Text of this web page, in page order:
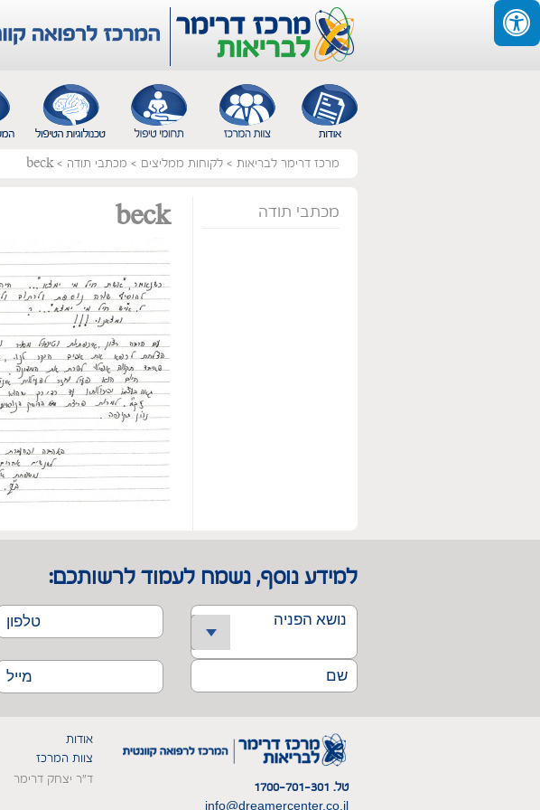
מרכז דרימר לבריאות > לקוחות ממליצים > מכתבי תודה >
beck
מכתבי תודה beck
למידע נוסף, נשמח לעמוד לרשותכם:
טל. 1700-701-301
info@dreamercenter.co.il
אודות
צוות המרכז
ד"ר יצחק דרימר